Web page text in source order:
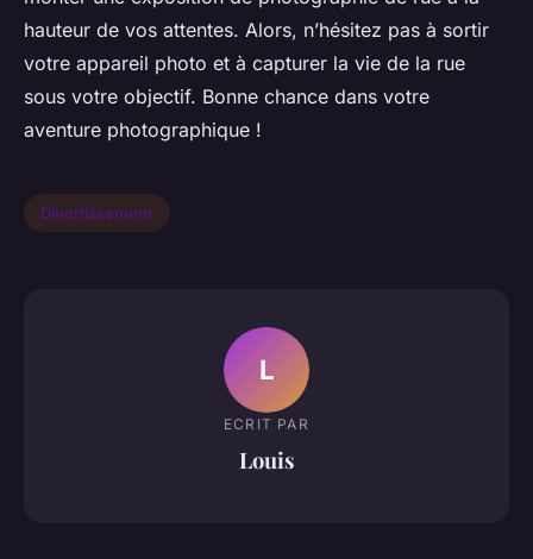
hauteur de vos attentes. Alors, n’hésitez pas à sortir
votre appareil photo et à capturer la vie de la rue
sous votre objectif. Bonne chance dans votre
aventure photographique !
Divertissement
L
ECRIT PAR
Louis